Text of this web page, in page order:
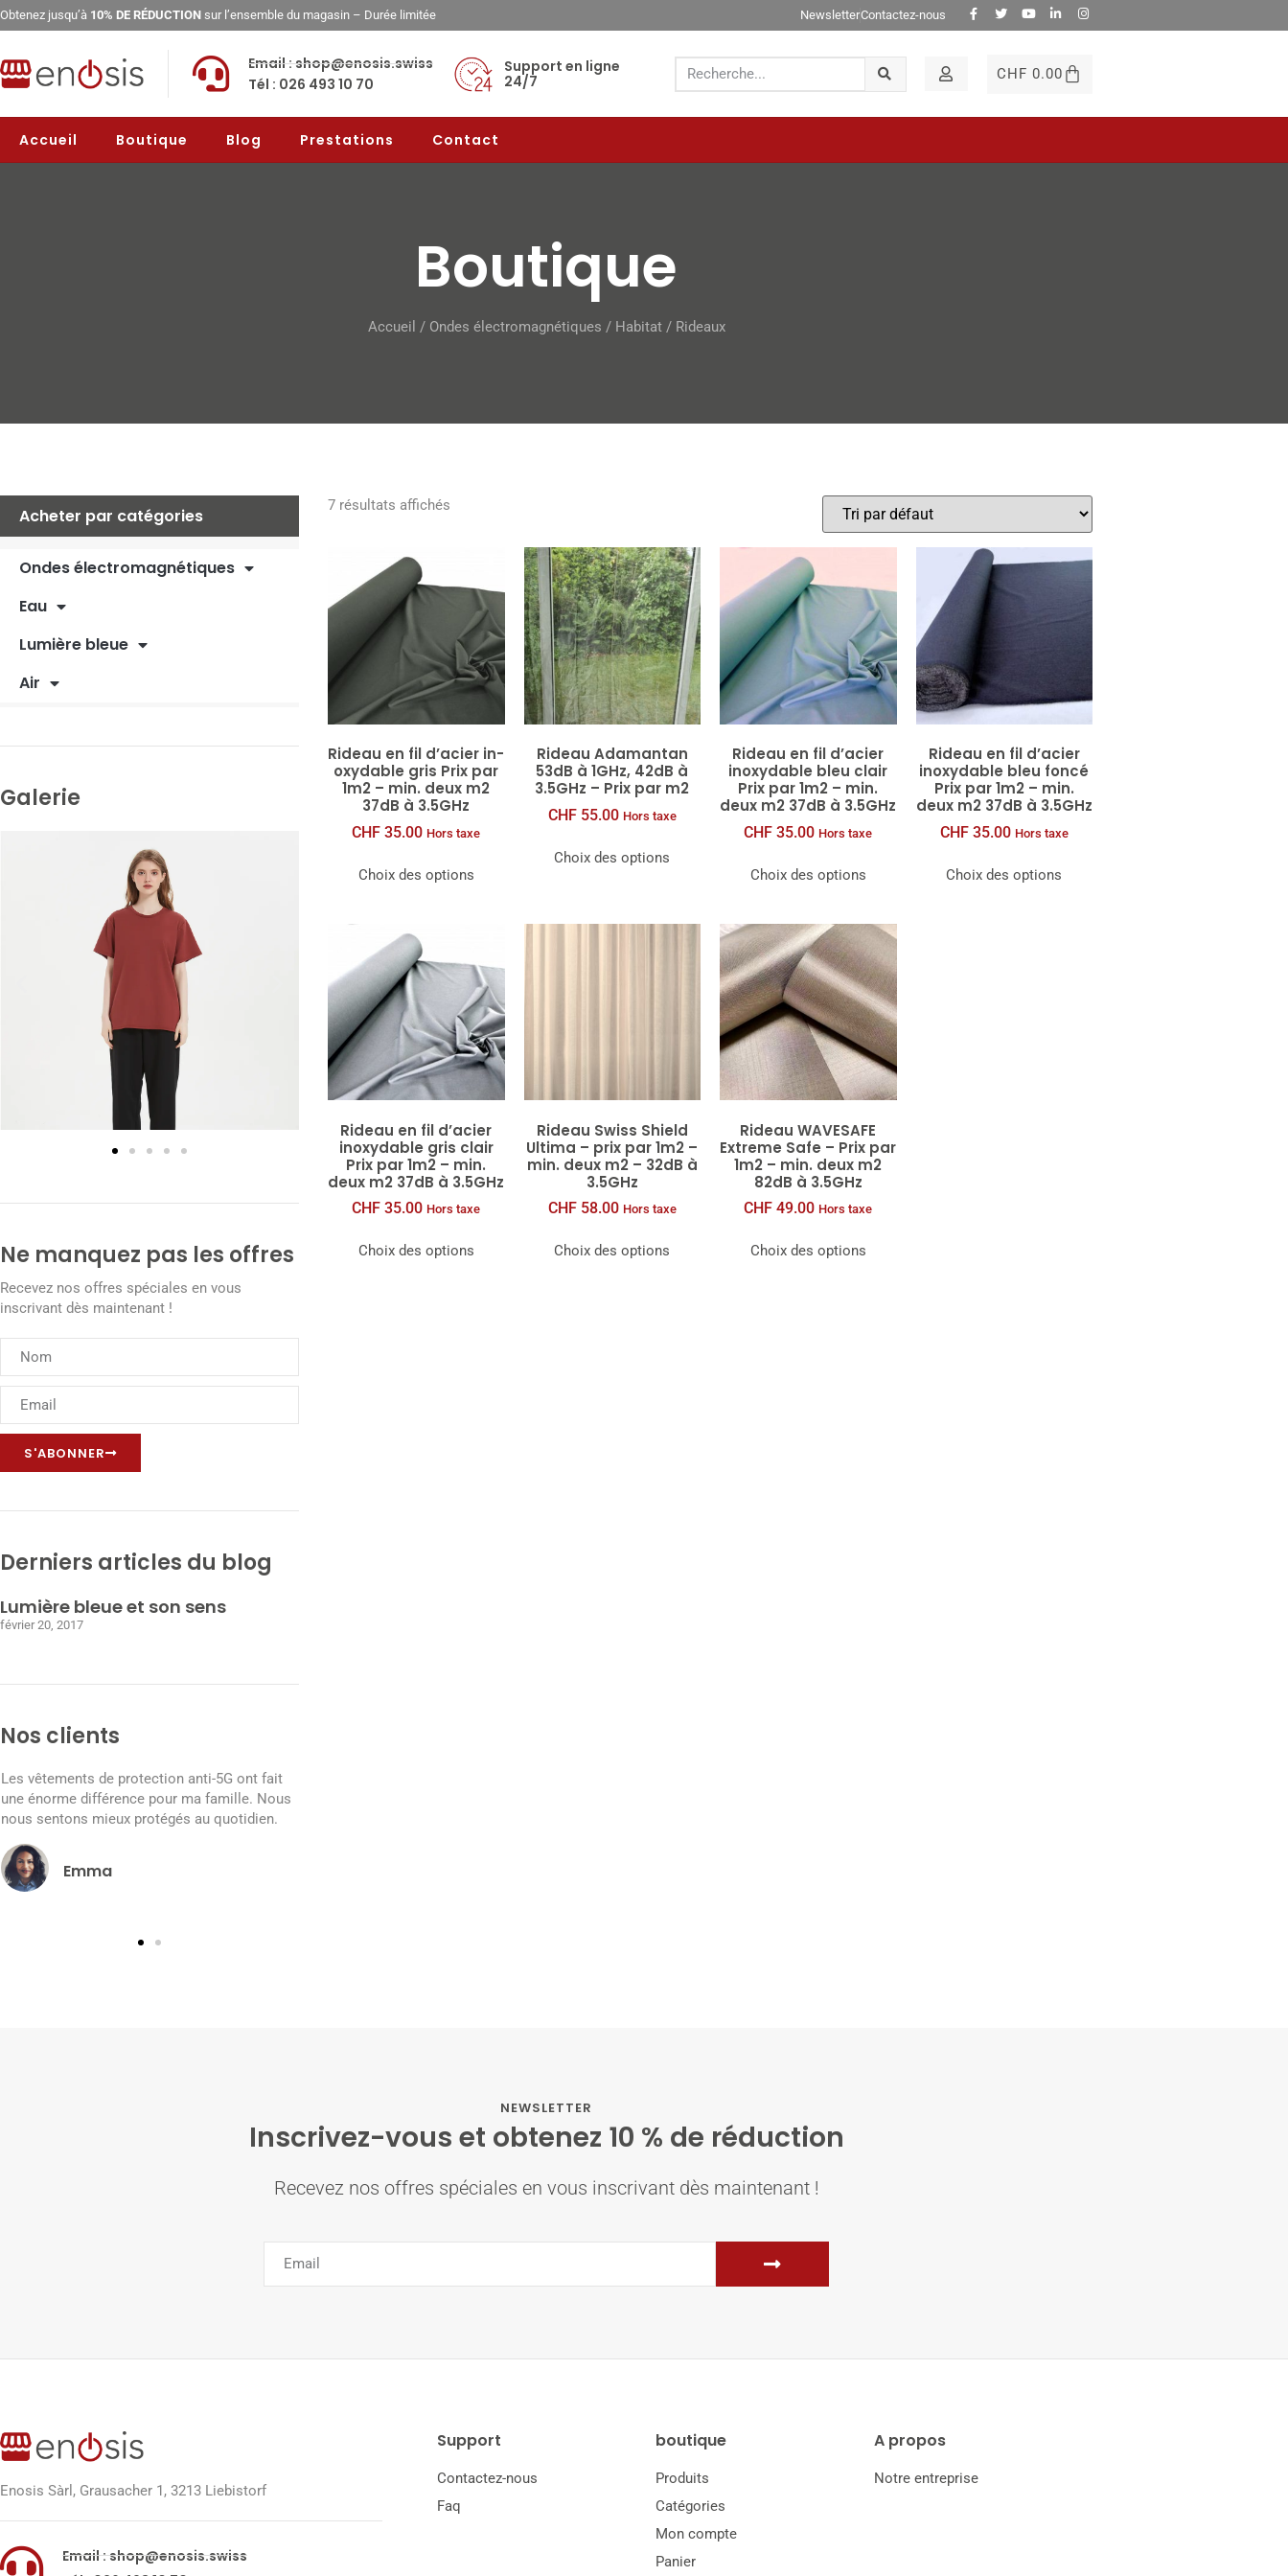
Obtenez jusqu’à 10% DE RÉDUCTION sur l’ensemble du magasin – Durée limitée NewsletterContactez-nous
Email : shop@enosis.swiss
Tél : 026 493 10 70
Support en ligne
24/7
CHF 0.00
Accueil Boutique Blog Prestations Contact
Boutique
Accueil / Ondes électromagnétiques / Habitat/ Rideaux
Acheter par catégories
Ondes électromagnétiques
Eau
Lumière bleue
Air
Galerie
Ne manquez pas les offres
Recevez nos offres spéciales en vous
inscrivant dès maintenant !
S'ABONNER
Derniers articles du blog
Lumière bleue et son sens
février 20, 2017
Nos clients
ont fait
Nous
Les accessoires anti-5G ont amélioré ma
qualité de vie. Je peux maintenant profiter de
mes appareils électroniques en toute
7 résultats affichés
Ri­deau en fil d’acier in­
oxy­dable gris Prix par
1m2 – min. deux m2
37dB à 3.5GHz
CHF 35.00 Hors taxe
Choix des options
Rideau Adamantan
53dB à 1GHz, 42dB à
3.5GHz – Prix par m2
CHF55.00 Hors taxe
Choix des options
Rideau en fil d’acier
inoxydable bleu clair
Prix par 1m2 – min.
deux m2 37dB à 3.5GHz
CHF 35.00 Hors taxe
Choix des options
Rideau en fil d’acier
inoxydable bleu foncé
Prix par 1m2 – min.
deux m2 37dB à 3.5GHz
CHF35.00 Hors taxe
Choix des options
Rideau en fil d’acier
inoxydable gris clair
Prix par 1m2 – min.
deux m2 37dB à 3.5GHz
CHF 35.00 Hors taxe
Choix des options
Rideau Swiss Shield
Ultima – prix par 1m2 –
min. deux m2 – 32dB à
3.5GHz
CHF58.00 Hors taxe
Choix des options
Rideau WAVESAFE
Extreme Safe – Prix par
1m2 – min. deux m2
82dB à 3.5GHz
CHF 49.00 Hors taxe
Choix des options
NEWSLETTER
Inscrivez-vous et obtenez 10 % de réduction
Recevez nos offres spéciales en vous inscrivant dès maintenant !
Enosis Sàrl, Grausacher 1, 3213 Liebistorf
Email : shop@enosis.swiss
Support
Contactez-nous
Faq
boutique
Produits
Catégories
Mon compte
Panier
A propos
Notre entreprise